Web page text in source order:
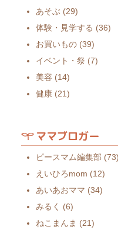
あそぶ (29)
体験・見学する (36)
お買いもの(39)
イベント・祭 (7)
美容 (14)
健康(21)
ママブロガー
ピースマム編集部 (73)
えいひろmom (12)
あいあおママ (34)
みるく
(6)
ねこまんま (21)